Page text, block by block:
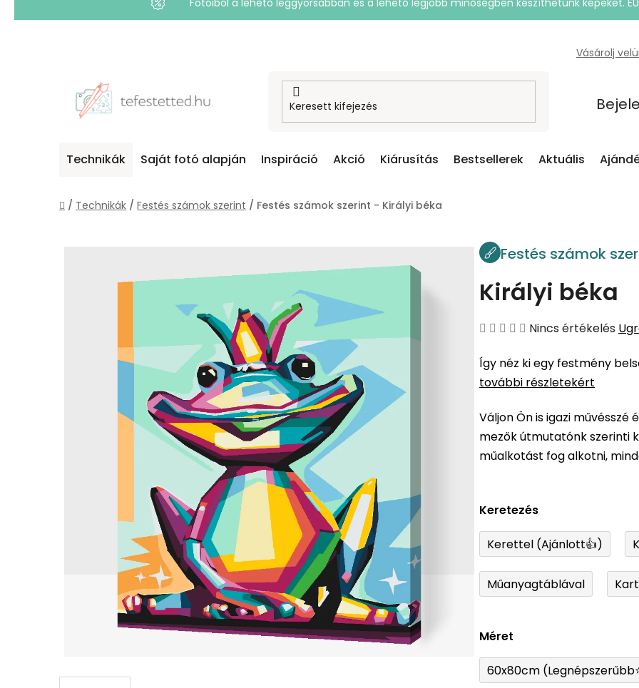
Fotóiból a lehető leggyorsabban és a lehető legjobb minőségben készíthetünk képeket.
Vásárolj
Technikák Saját fotó alapján Inspiráció Akció Kiárusítás Bestsellerek Aktuális
Kezdőlap
/ Technikák / Festés számok szerint / Festés számok szerint - Királyi béka
Festés számok
Királyi béka
A
átlagos
értékelése
ből
0,0
csillag.
Nincs értékelés
Így néz ki egy festmény
további részletekért
Váljon Ön is igazi
mezők útmutatónk szerinti
műalkotást fog alkotni,
Keretezés
Kerettel (Ajánlott👍)
Műanyagtáblával
Méret
60x80cm